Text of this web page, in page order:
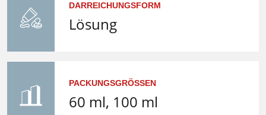
DARREICHUNGSFORM
Lösung
PACKUNGSGRÖSSEN
60 ml, 100 ml